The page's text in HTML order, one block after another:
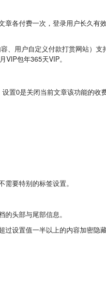
章各付费一次，登录用户长久有
、用户自定义付款打赏网站）支
包年365天VIP。
置0是关闭当前文章该功能的收费
要特别的标签设置。
头部与尾部信息。
过设置值一半以上的内容加密隐